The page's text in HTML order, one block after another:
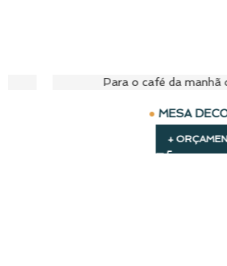
Frescor à mesa
MESA DECORADA
+ ORÇAMENTO